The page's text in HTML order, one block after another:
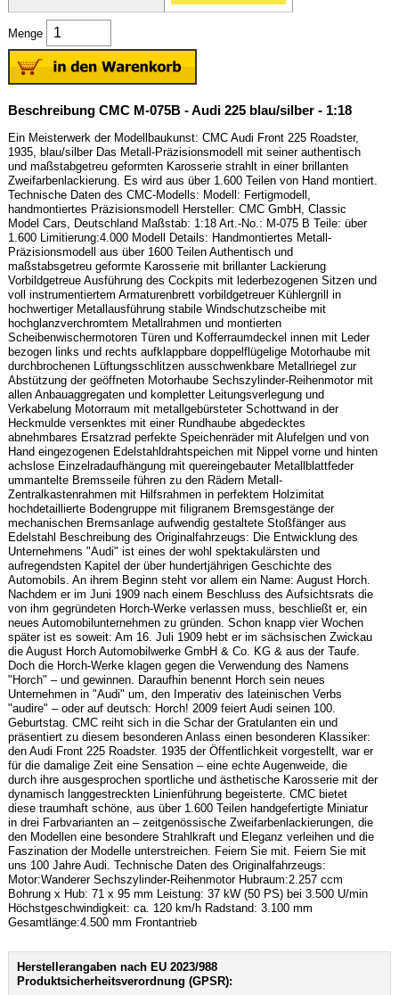
Menge
Beschreibung CMC M-075B - Audi 225 blau/silber - 1:18
Ein Meisterwerk der Modellbaukunst: CMC Audi Front 225 Roadster,
1935, blau/silber Das Metall-Präzisionsmodell mit seiner authentisch
und maßstabgetreu geformten Karosserie strahlt in einer brillanten
Zweifarbenlackierung. Es wird aus über 1.600 Teilen von Hand montiert.
Technische Daten des CMC-Modells: Modell: Fertigmodell,
handmontiertes Präzisionsmodell Hersteller: CMC GmbH, Classic
Model Cars, Deutschland Maßstab: 1:18 Art.-No.: M-075 B Teile: über
1.600 Limitierung:4.000 Modell Details: Handmontiertes Metall-
Präzisionsmodell aus über 1600 Teilen Authentisch und
maßstabsgetreu geformte Karosserie mit brillanter Lackierung
Vorbildgetreue Ausführung des Cockpits mit lederbezogenen Sitzen und
voll instrumentiertem Armaturenbrett vorbildgetreuer Kühlergrill in
hochwertiger Metallausführung stabile Windschutzscheibe mit
hochglanzverchromtem Metallrahmen und montierten
Scheibenwischermotoren Türen und Kofferraumdeckel innen mit Leder
bezogen links und rechts aufklappbare doppelflügelige Motorhaube mit
durchbrochenen Lüftungsschlitzen ausschwenkbare Metallriegel zur
Abstützung der geöffneten Motorhaube Sechszylinder-Reihenmotor mit
allen Anbauaggregaten und kompletter Leitungsverlegung und
Verkabelung Motorraum mit metallgebürsteter Schottwand in der
Heckmulde versenktes mit einer Rundhaube abgedecktes
abnehmbares Ersatzrad perfekte Speichenräder mit Alufelgen und von
Hand eingezogenen Edelstahldrahtspeichen mit Nippel vorne und hinten
achslose Einzelradaufhängung mit quereingebauter Metallblattfeder
ummantelte Bremsseile führen zu den Rädern Metall-
Zentralkastenrahmen mit Hilfsrahmen in perfektem Holzimitat
hochdetaillierte Bodengruppe mit filigranem Bremsgestänge der
mechanischen Bremsanlage aufwendig gestaltete Stoßfänger aus
Edelstahl Beschreibung des Originalfahrzeugs: Die Entwicklung des
Unternehmens "Audi" ist eines der wohl spektakulärsten und
aufregendsten Kapitel der über hundertjährigen Geschichte des
Automobils. An ihrem Beginn steht vor allem ein Name: August Horch.
Nachdem er im Juni 1909 nach einem Beschluss des Aufsichtsrats die
von ihm gegründeten Horch-Werke verlassen muss, beschließt er, ein
neues Automobilunternehmen zu gründen. Schon knapp vier Wochen
später ist es soweit: Am 16. Juli 1909 hebt er im sächsischen Zwickau
die August Horch Automobilwerke GmbH & Co. KG & aus der Taufe.
Doch die Horch-Werke klagen gegen die Verwendung des Namens
"Horch" – und gewinnen. Daraufhin benennt Horch sein neues
Unternehmen in "Audi" um, den Imperativ des lateinischen Verbs
"audire" – oder auf deutsch: Horch! 2009 feiert Audi seinen 100.
Geburtstag. CMC reiht sich in die Schar der Gratulanten ein und
präsentiert zu diesem besonderen Anlass einen besonderen Klassiker:
den Audi Front 225 Roadster. 1935 der Öffentlichkeit vorgestellt, war er
für die damalige Zeit eine Sensation – eine echte Augenweide, die
durch ihre ausgesprochen sportliche und ästhetische Karosserie mit der
dynamisch langgestreckten Linienführung begeisterte. CMC bietet
diese traumhaft schöne, aus über 1.600 Teilen handgefertigte Miniatur
in drei Farbvarianten an – zeitgenössische Zweifarbenlackierungen, die
den Modellen eine besondere Strahlkraft und Eleganz verleihen und die
Faszination der Modelle unterstreichen. Feiern Sie mit. Feiern Sie mit
uns 100 Jahre Audi. Technische Daten des Originalfahrzeugs:
Motor:Wanderer Sechszylinder-Reihenmotor Hubraum:2.257 ccm
Bohrung x Hub: 71 x 95 mm Leistung: 37 kW (50 PS) bei 3.500 U/min
Höchstgeschwindigkeit: ca. 120 km/h Radstand: 3.100 mm
Gesamtlänge:4.500 mm Frontantrieb
Herstellerangaben nach EU 2023/988
Produktsicherheitsverordnung (GPSR):